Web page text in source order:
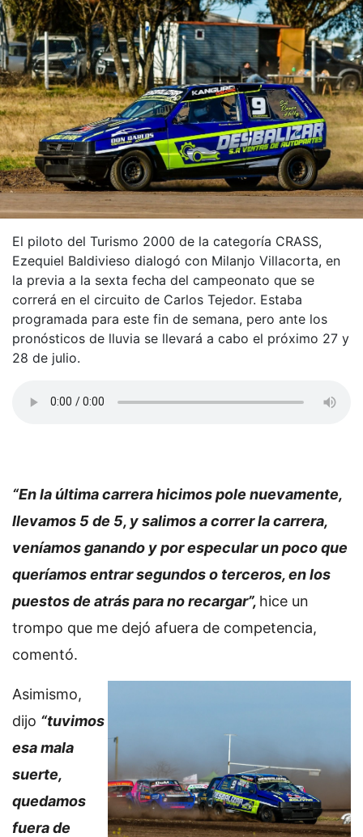
El piloto del Turismo 2000 de la categoría CRASS,
Ezequiel Baldivieso dialogó con Milanjo Villacorta, en
la previa a la sexta fecha del campeonato que se
correrá en el circuito de Carlos Tejedor. Estaba
programada para este fin de semana, pero ante los
pronósticos de lluvia se llevará a cabo el próximo 27 y
28 de julio.
“En la última carrera hicimos pole nuevamente,
llevamos 5 de 5, y salimos a correr la carrera,
veníamos ganando y por especular un poco que
queríamos entrar segundos o terceros, en los
puestos de atrás para no recargar”, hice un
trompo que me dejó afuera de competencia,
comentó.
Asimismo,
dijo “tuvimos
esa mala
suerte,
quedamos
fuera de